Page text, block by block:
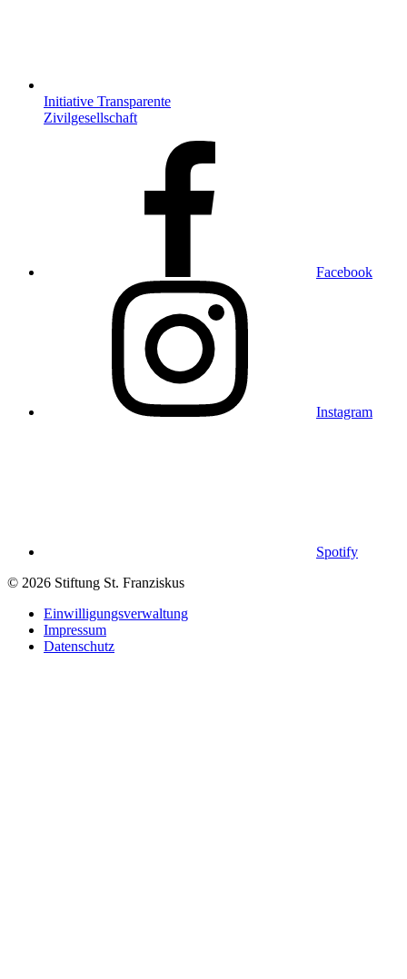
Initiative Transparente
Zivilgesellschaft
Facebook
Instagram
Spotify
© 2026 Stiftung St. Franziskus
Einwilligungsverwaltung
Impressum
Datenschutz